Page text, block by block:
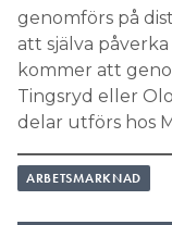
genomförs på
att själva
kommer att
Tingsryd eller
delar utförs hos
ARBETSMARKNAD